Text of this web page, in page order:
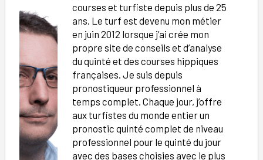
courses et turfiste depuis plus de 25
ans. Le turf est devenu mon métier
en juin 2012 lorsque j’ai crée mon
propre site de conseils et d’analyse
du quinté et des courses hippiques
françaises. Je suis depuis
pronostiqueur professionnel à
temps complet. Chaque jour, j’offre
aux turfistes du monde entier un
pronostic quinté complet de niveau
professionnel pour le quinté du jour
avec des bases choisies avec le plus